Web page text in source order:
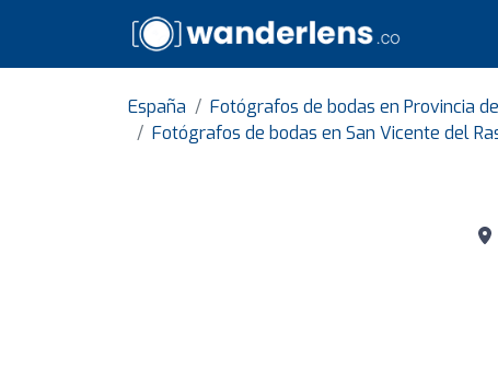
España Fotógrafos de bodas en Provincia
Fotógrafos de bodas en San Vicente del